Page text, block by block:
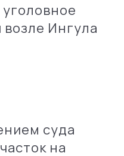
возле Ингула
суда
на